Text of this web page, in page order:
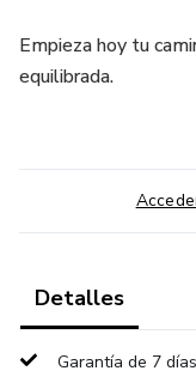
Empieza hoy tu
equilibrada.
Detalles
Garantía de 7 días